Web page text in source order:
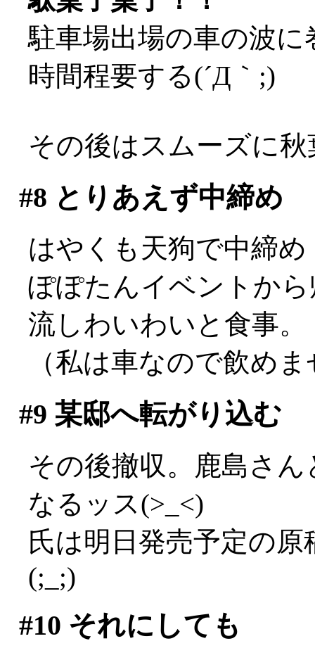
駐車場出場の車の波
時間程要する(´Д｀;)
その後はスムーズに
#8 とりあえず中締め
はやくも天狗で中締め
ぽぽたんイベントか
流しわいわいと食事。
（私は車なので飲め
#9 某邸へ転がり込む
その後撤収。鹿島さ
なるッス(>_<)
氏は明日発売予定の
(;_;)
#10 それにしても